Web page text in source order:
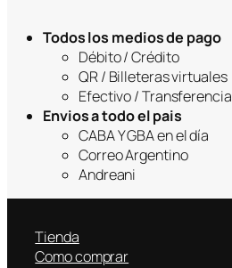
Todos los medios de pago
Débito / Crédito
QR / Billeteras virtuales
Efectivo / Transferencia
Envios a todo el pais
CABA Y GBA en el día
Correo Argentino
Andreani
Tienda
Como comprar